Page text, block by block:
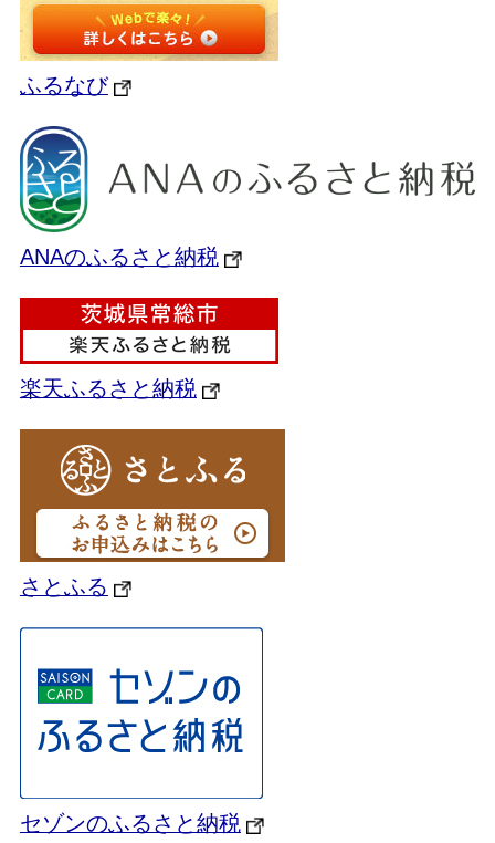
ふるなび
ANAのふるさと納税
楽天ふるさと納税
さとふる
セゾンのふるさと納税